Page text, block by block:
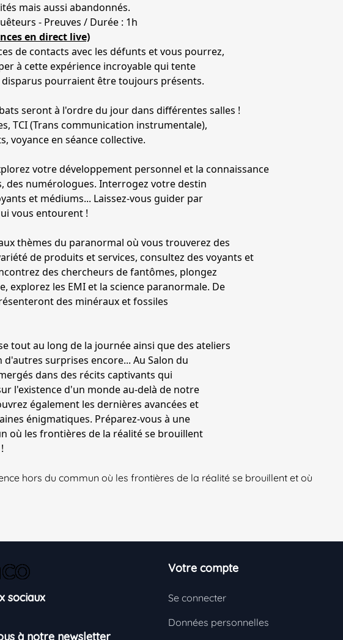
mais aussi abandonnés.
- Preuves / Durée : 1h
en direct live)
de contacts avec les défunts et vous pourrez,
à cette expérience incroyable qui tente
pourraient être toujours présents.
seront à l'ordre du jour dans différentes salles !
TCI (Trans communication instrumentale),
voyance en séance collective.
votre développement personnel et la connaissance
des numérologues. Interrogez votre destin
et médiums... Laissez-vous guider par
vous entourent !
thèmes du paranormal où vous trouverez des
de produits et services, consultez des voyants et
des chercheurs de fantômes, plongez
explorez les EMI et la science paranormale. De
des minéraux et fossiles
tout au long de la journée ainsi que des ateliers
surprises encore... Au Salon du
dans des récits captivants qui
l'existence d'un monde au-delà de notre
également les dernières avancées et
énigmatiques. Préparez-vous à une
où les frontières de la réalité se brouillent
hors du commun où les frontières de la réalité se brouillent et où
sociaux
à notre newsletter
Votre compte
Se connecter
Données personnelles